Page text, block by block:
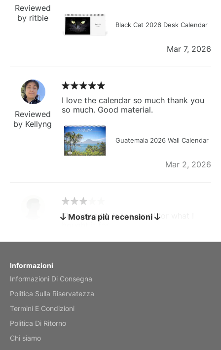
Reviewed
by ritbie
Black Cat 2026 Desk Calendar
Mar 7, 2026
Reviewed
by Kellyng
I love the calendar so much thank you
so much. Good material.
Guatemala 2026 Wall Calendar
Mar 2, 2026
by charles
The calendar is too small for what I
bought it for
Mostra più recensioni
Informazioni
Informazioni Di Consegna
Politica Sulla Riservatezza
Termini E Condizioni
Politica Di Ritorno
Chi siamo